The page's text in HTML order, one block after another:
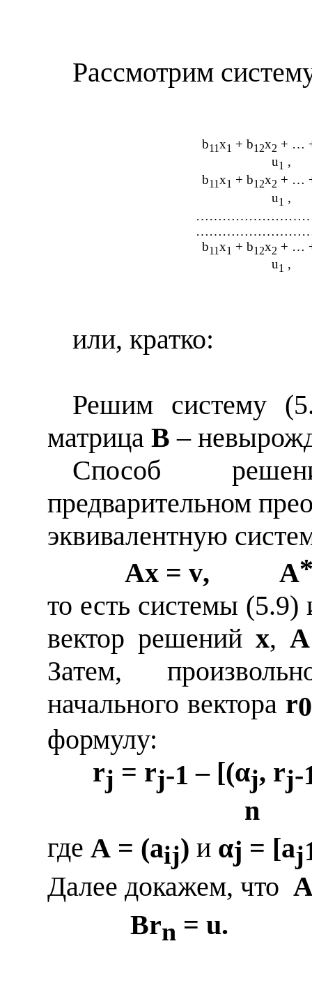
Рассмотрим
b11x1 + b12x2 + …
u1 ,
b11x1 + b12x2 + …
u1 ,
b11x1 + b12x2 + …
u1 ,
или, кратко:
Решим систему
матрица B –
Способ
предварительном
эквивалентную
Ax =v, A
то есть системы
вектор решений x, A
Затем,
начального вектора r0
формулу:
rj = rj-1 – [(αj, rj-
n
где A = (aij) и αj = [aj
Далее докажем, что
Brn =u.